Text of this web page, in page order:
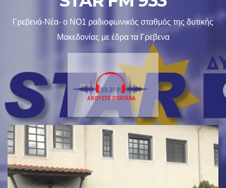
Γρεβενά-Νέα- ο ΝΟ1 ραδιοφωνικός σταθμός της δυτικής
Μακεδονίας με έδρα τα Γρεβενα